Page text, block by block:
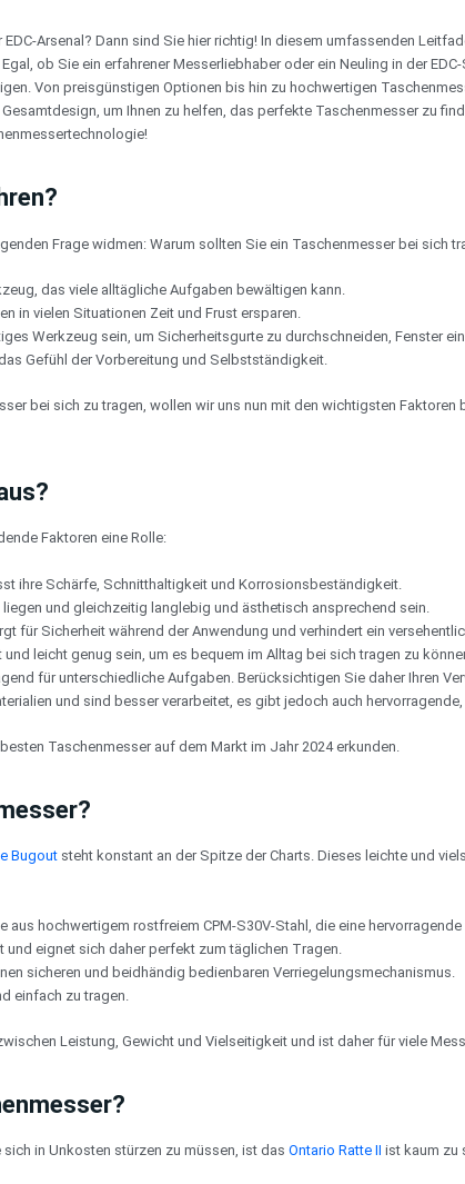
Arsenal? Dann sind Sie hier richtig! In diesem umfassenden
ob Sie ein erfahrener Messerliebhaber oder ein Neuling in der
Von preisgünstigen Optionen bis hin zu hochwertigen
um Ihnen zu helfen, das perfekte Taschenmesser zu
Frage widmen: Warum sollten Sie ein Taschenmesser bei sich
das viele alltägliche Aufgaben bewältigen kann.
in vielen Situationen Zeit und Frust ersparen.
Werkzeug sein, um Sicherheitsgurte zu durchschneiden, Fenster
Gefühl der Vorbereitung und Selbstständigkeit.
bei sich zu tragen, wollen wir uns nun mit den wichtigsten
Faktoren eine Rolle:
ihre Schärfe, Schnitthaltigkeit und Korrosionsbeständigkeit.
und gleichzeitig langlebig und ästhetisch ansprechend sein.
für Sicherheit während der Anwendung und verhindert ein
leicht genug sein, um es bequem im Alltag bei sich tragen zu
für unterschiedliche Aufgaben. Berücksichtigen Sie daher Ihren
und sind besser verarbeitet, es gibt jedoch auch
Taschenmesser auf dem Markt im Jahr 2024 erkunden.
Bugout steht konstant an der Spitze der Charts. Dieses leichte und
aus hochwertigem rostfreiem CPM-S30V-Stahl, die eine
eignet sich daher perfekt zum täglichen Tragen.
sicheren und beidhändig bedienbaren Verriegelungsmechanismus.
einfach zu tragen.
Leistung, Gewicht und Vielseitigkeit und ist daher für viele
in Unkosten stürzen zu müssen, ist das Ontario Ratte II ist kaum zu